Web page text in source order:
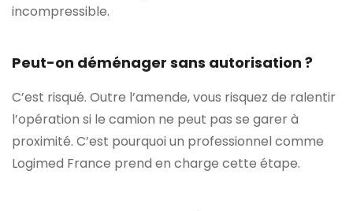
incompressible.
Peut-on déménager sans autorisation ?
C’est risqué. Outre l’amende, vous risquez de ralentir
l’opération si le camion ne peut pas se garer à
proximité. C’est pourquoi un professionnel comme
Logimed France prend en charge cette étape.